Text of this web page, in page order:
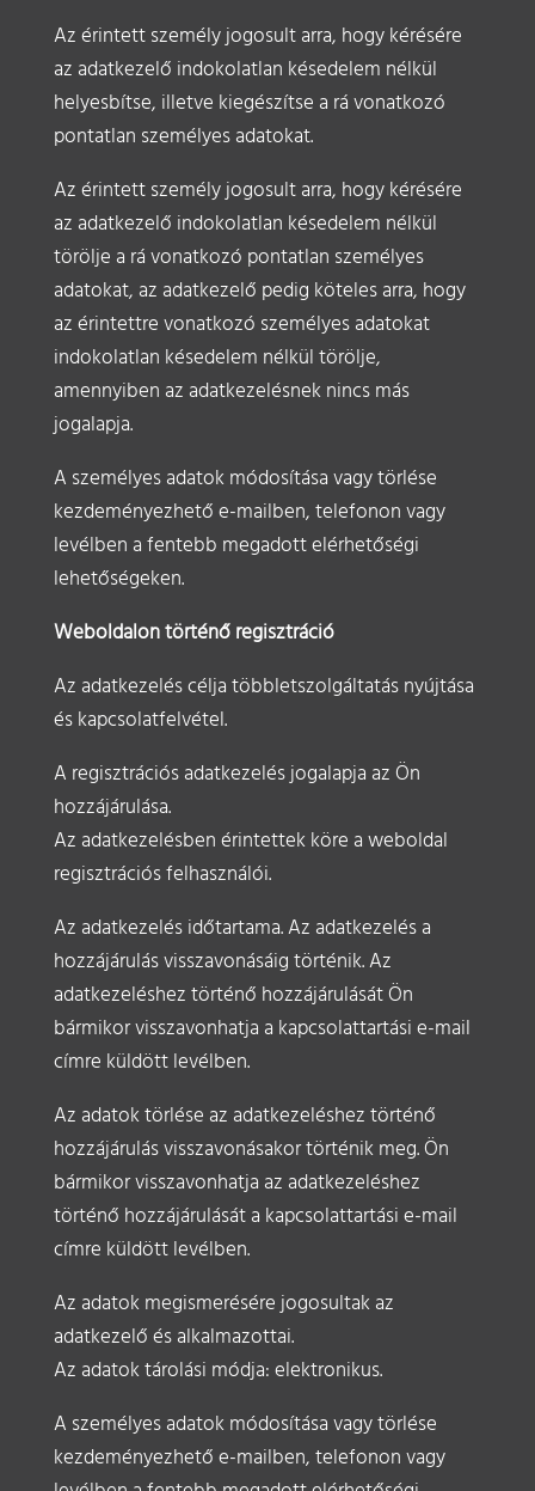
Az érintett személy jogosult arra, hogy kérésére
az adatkezelő indokolatlan késedelem nélkül
helyesbítse, illetve kiegészítse a rá vonatkozó
pontatlan személyes adatokat.
Az érintett személy jogosult arra, hogy kérésére
az adatkezelő indokolatlan késedelem nélkül
törölje a rá vonatkozó pontatlan személyes
adatokat, az adatkezelő pedig köteles arra, hogy
az érintettre vonatkozó személyes adatokat
indokolatlan késedelem nélkül törölje,
amennyiben az adatkezelésnek nincs más
jogalapja.
A személyes adatok módosítása vagy törlése
kezdeményezhető e-mailben, telefonon vagy
levélben a fentebb megadott elérhetőségi
lehetőségeken.
Weboldalon történő regisztráció
Az adatkezelés célja többletszolgáltatás nyújtása
és kapcsolatfelvétel.
A regisztrációs adatkezelés jogalapja az Ön
hozzájárulása.
Az adatkezelésben érintettek köre a weboldal
regisztrációs felhasználói.
Az adatkezelés időtartama. Az adatkezelés a
hozzájárulás visszavonásáig történik. Az
adatkezeléshez történő hozzájárulását Ön
bármikor visszavonhatja a kapcsolattartási e-mail
címre küldött levélben.
Az adatok törlése az adatkezeléshez történő
hozzájárulás visszavonásakor történik meg. Ön
bármikor visszavonhatja az adatkezeléshez
történő hozzájárulását a kapcsolattartási e-mail
címre küldött levélben.
Az adatok megismerésére jogosultak az
adatkezelő és alkalmazottai.
Az adatok tárolási módja: elektronikus.
A személyes adatok módosítása vagy törlése
kezdeményezhető e-mailben, telefonon vagy